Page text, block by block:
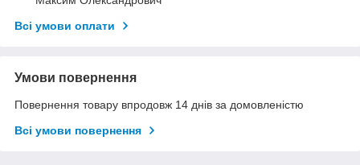
Всі умови оплати
Умови повернення
Повернення товару впродовж 14 днів за домовленістю
Всі умови повернення